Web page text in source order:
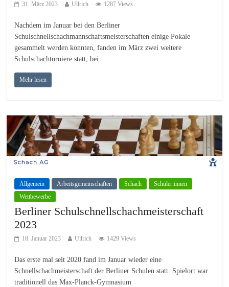
31. März 2023 Ullrich 1287 Views
Nachdem im Januar bei den Berliner
Schulschnellschachmannschaftsmeisterschaften einige Pokale
gesammelt werden konnten, fanden im März zwei weitere
Schulschachturniere statt, bei
Mehr lesen
Allgemein Arbeitsgemeinschaften Schach
Schüler:innen
Wettbewerbe
Berliner Schulschnellschachmeisterschaft
2023
18. Januar 2023 Ullrich 1429 Views
Das erste mal seit 2020 fand im Januar wieder eine
Schnellschachmeisterschaft der Berliner Schulen statt. Spielort war
traditionell das Max-Planck-Gymnasium